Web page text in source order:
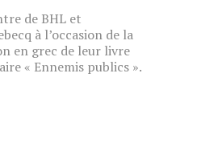
de BHL et
à l’occasion de la
en grec de leur livre
« Ennemis publics ».